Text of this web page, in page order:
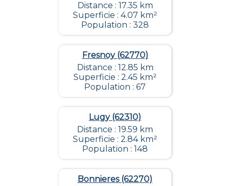
Distance : 17.35 km
Superficie : 4.07 km²
Population : 328
Fresnoy (62770)
Distance : 12.85 km
Superficie : 2.45 km²
Population : 67
Lugy (62310)
Distance : 19.59 km
Superficie : 2.84 km²
Population : 148
Bonnieres (62270)